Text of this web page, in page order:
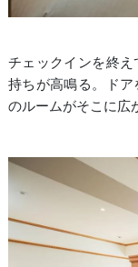
チェックインを終
持ちが高鳴る。ド
のルームがそこに広